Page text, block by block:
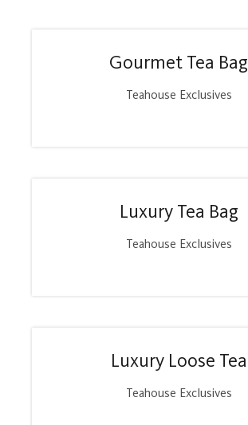
Gourmet Tea Bag
Teahouse Exclusives
Luxury Tea Bag
Teahouse Exclusives
Luxury Loose Tea
Teahouse Exclusives